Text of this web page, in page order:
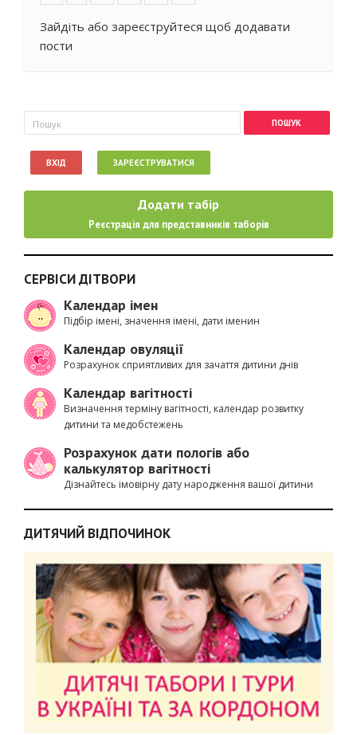
Зайдіть або зареєструйтеся щоб додавати
пости
Пошукова форма
Пошук
ВХІД ЗАРЕЄСТРУВАТИСЯ
Додати табір
Реєстрація для представників таборів
СЕРВІСИ ДІТВОРИ
Календар імен
Підбір імені, значення імені, дати іменин
Календар овуляції
Розрахунок сприятливих для зачаття дитини днів
Календар вагітності
Визначення терміну вагітності, календар розвитку
дитини та медобстежень
Розрахунок дати пологів або
калькулятор вагітності
Дізнайтесь імовірну дату народження вашої дитини
ДИТЯЧИЙ ВІДПОЧИНОК